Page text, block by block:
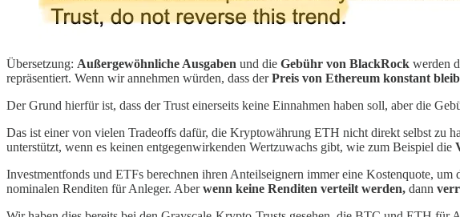
Übersetzung: Außergewöhnliche Ausgaben und die Gebühr von BlackRock werden
repräsentiert. Wenn wir annehmen würden, dass derPreis von Ethereum konstant
Der Grund hierfür ist, dass der Trust einerseits keine Einnahmen haben soll, aber die
Das ist einer von vielen Tradeoffs dafür, die Kryptowährung ETH nicht direkt selbst zu
unterstützt, wenn es keinen entgegenwirkenden Wertzuwachs gibt, wie zum Beispiel die
Investmentfonds und ETFs berechnen ihren Anteilseignern immer eine Kostenquote,
nominalen Renditen für Anleger. Aberwenn keine Renditen verteilt werden, dann